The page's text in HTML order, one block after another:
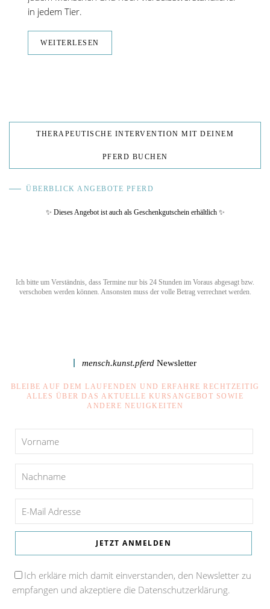
in jedem Tier.
WEITERLESEN
THERAPEUTISCHE INTERVENTION MIT DEINEM
PFERD BUCHEN
ÜBERBLICK ANGEBOTE PFERD
✨ Dieses Angebot ist auch als Geschenkgutschein erhältlich ✨
Ich bitte um Verständnis, dass Termine nur bis 24 Stunden im Voraus abgesagt bzw.
verschoben werden können. Ansonsten muss der volle Betrag verrechnet werden.
mensch.kunst.pferdNewsletter
BLEIBE AUF DEM LAUFENDEN UND ERFAHRE RECHTZEITIG
ALLES ÜBER DAS AKTUELLE KURSANGEBOT SOWIE
ANDERE NEUIGKEITEN
Ich erkläre mich damit einverstanden, den Newsletter zu
empfangen und akzeptiere die Datenschutzerklärung.